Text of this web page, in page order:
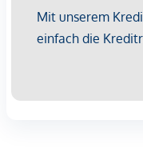
Betriebskosten : Die